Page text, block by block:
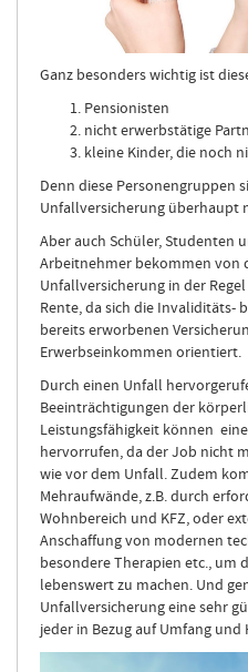
Ganz besonders wichtig ist
Pensionisten
nicht erwerbstätige
kleine Kinder, die noch
Denn diese Personengruppen
Unfallversicherung überhaupt
Aber auch Schüler, Studenten
Arbeitnehmer bekommen von
Unfallversicherung in der
Rente, da sich die Invaliditäts-
bereits erworbenen
Erwerbseinkommen orientiert.
Durch einen Unfall
Beeinträchtigungen der
Leistungsfähigkeit können
hervorrufen, da der Job nicht
wie vor dem Unfall. Zudem
Mehraufwände, z.B. durch
Wohnbereich und KFZ, oder
Anschaffung von modernen
besondere Therapien etc., um
lebenswert zu machen. Und
Unfallversicherung eine sehr
jeder in Bezug auf Umfang